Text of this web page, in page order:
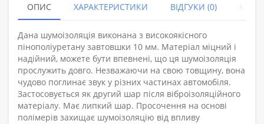
ОПИС ХАРАКТЕРИСТИКИ ВІДГУКИ (0)
Дана шумоізоляція виконана з високоякісного
пінополіуретану завтовшки 10 мм. Матеріал міцний і
надійний, можете бути впевнені, що ця шумоізоляція
прослужить довго. Незважаючи на свою товщину, вона
чудово поглинає звук у різних частинах автомобіля.
Застосовується як другий шар після віброізоляційного
матеріалу. Має липкий шар. Просочення на основі
полімерів захищає шумоізоляцію від впливу